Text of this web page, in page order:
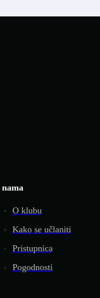
nama
O klubu
Kako se učlaniti
Pristupnica
Pogodnosti